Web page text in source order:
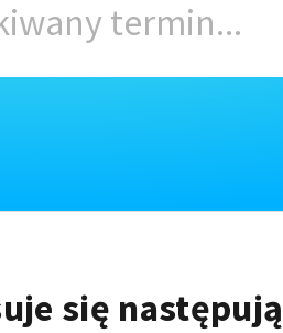
się